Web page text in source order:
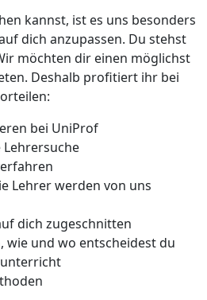
kannst, ist es uns besonders
dich anzupassen. Du stehst
möchten dir einen möglichst
Deshalb profitiert ihr bei
bei UniProf
Lehrer werden von uns
dich zugeschnitten
wie und wo entscheidest du